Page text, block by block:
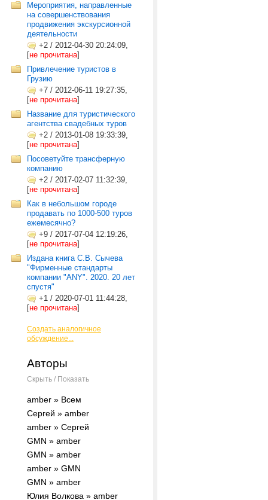
Мероприятия, направленные
на совершенствования
продвижения экскурсионной
деятельности
+2 / 2012-04-30 20:24:09,
[не прочитана]
Привлечение туристов в
Грузию
+7 / 2012-06-11 19:27:35,
[не прочитана]
Название для туристического
агентства свадебных туров
+2 / 2013-01-08 19:33:39,
[не прочитана]
Посоветуйте трансферную
компанию
+2 / 2017-02-07 11:32:39,
[не прочитана]
Как в небольшом городе
продавать по 1000-500 туров
ежемесячно?
+9 / 2017-07-04 12:19:26,
[не прочитана]
Издана книга С.В. Сычева
"Фирменные стандарты
компании "ANY". 2020. 20 лет
спустя"
+1 / 2020-07-01 11:44:28,
[не прочитана]
Создать аналогичное
обсуждение...
Авторы
Скрыть / Показать
amber » Всем
Сергей » amber
amber » Сергей
GMN » amber
GMN » amber
amber » GMN
GMN » amber
Юлия Волкова » amber